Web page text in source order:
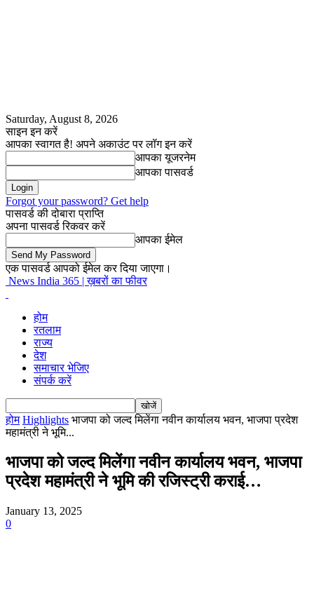
Saturday, August 8, 2026
साइन इन करें
आपका स्वागत है! अपने अकाउंट पर लॉग इन करें
आपका यूजरनेम
आपका पासवर्ड
Forgot your password? Get help
पासवर्ड की दोबारा प्राप्ति
अपना पासवर्ड रिकवर करें
आपका ईमेल
एक पासवर्ड आपको ईमेल कर दिया जाएगा।
News India 365 | ख़बरों का फीवर
होम
रतलाम
राज्य
देश
समाचार भेजिए
संपर्क करें
होम Highlights भाजपा को जल्द मिलेंगा नवीन कार्यालय भवन, भाजपा प्रदेश
महामंत्री ने भूमि...
भाजपा को जल्द मिलेंगा नवीन कार्यालय भवन, भाजपा
प्रदेश महामंत्री ने भूमि की रजिस्ट्री कराई…
January 13, 2025
0